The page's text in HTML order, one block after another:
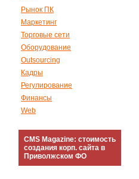
Рынок ПК
Маркетинг
Торговые сети
Оборудование
Outsourcing
Кадры
Регулирование
Финансы
Web
CMS Magazine: стоимость
создания корп. сайта в
Приволжском ФО